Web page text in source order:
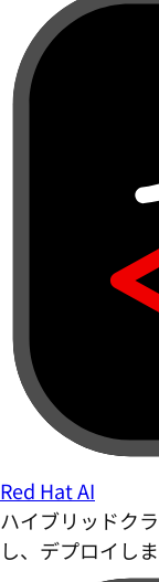
Red Hat AI
ハイブリッドク
し、デプロイしま